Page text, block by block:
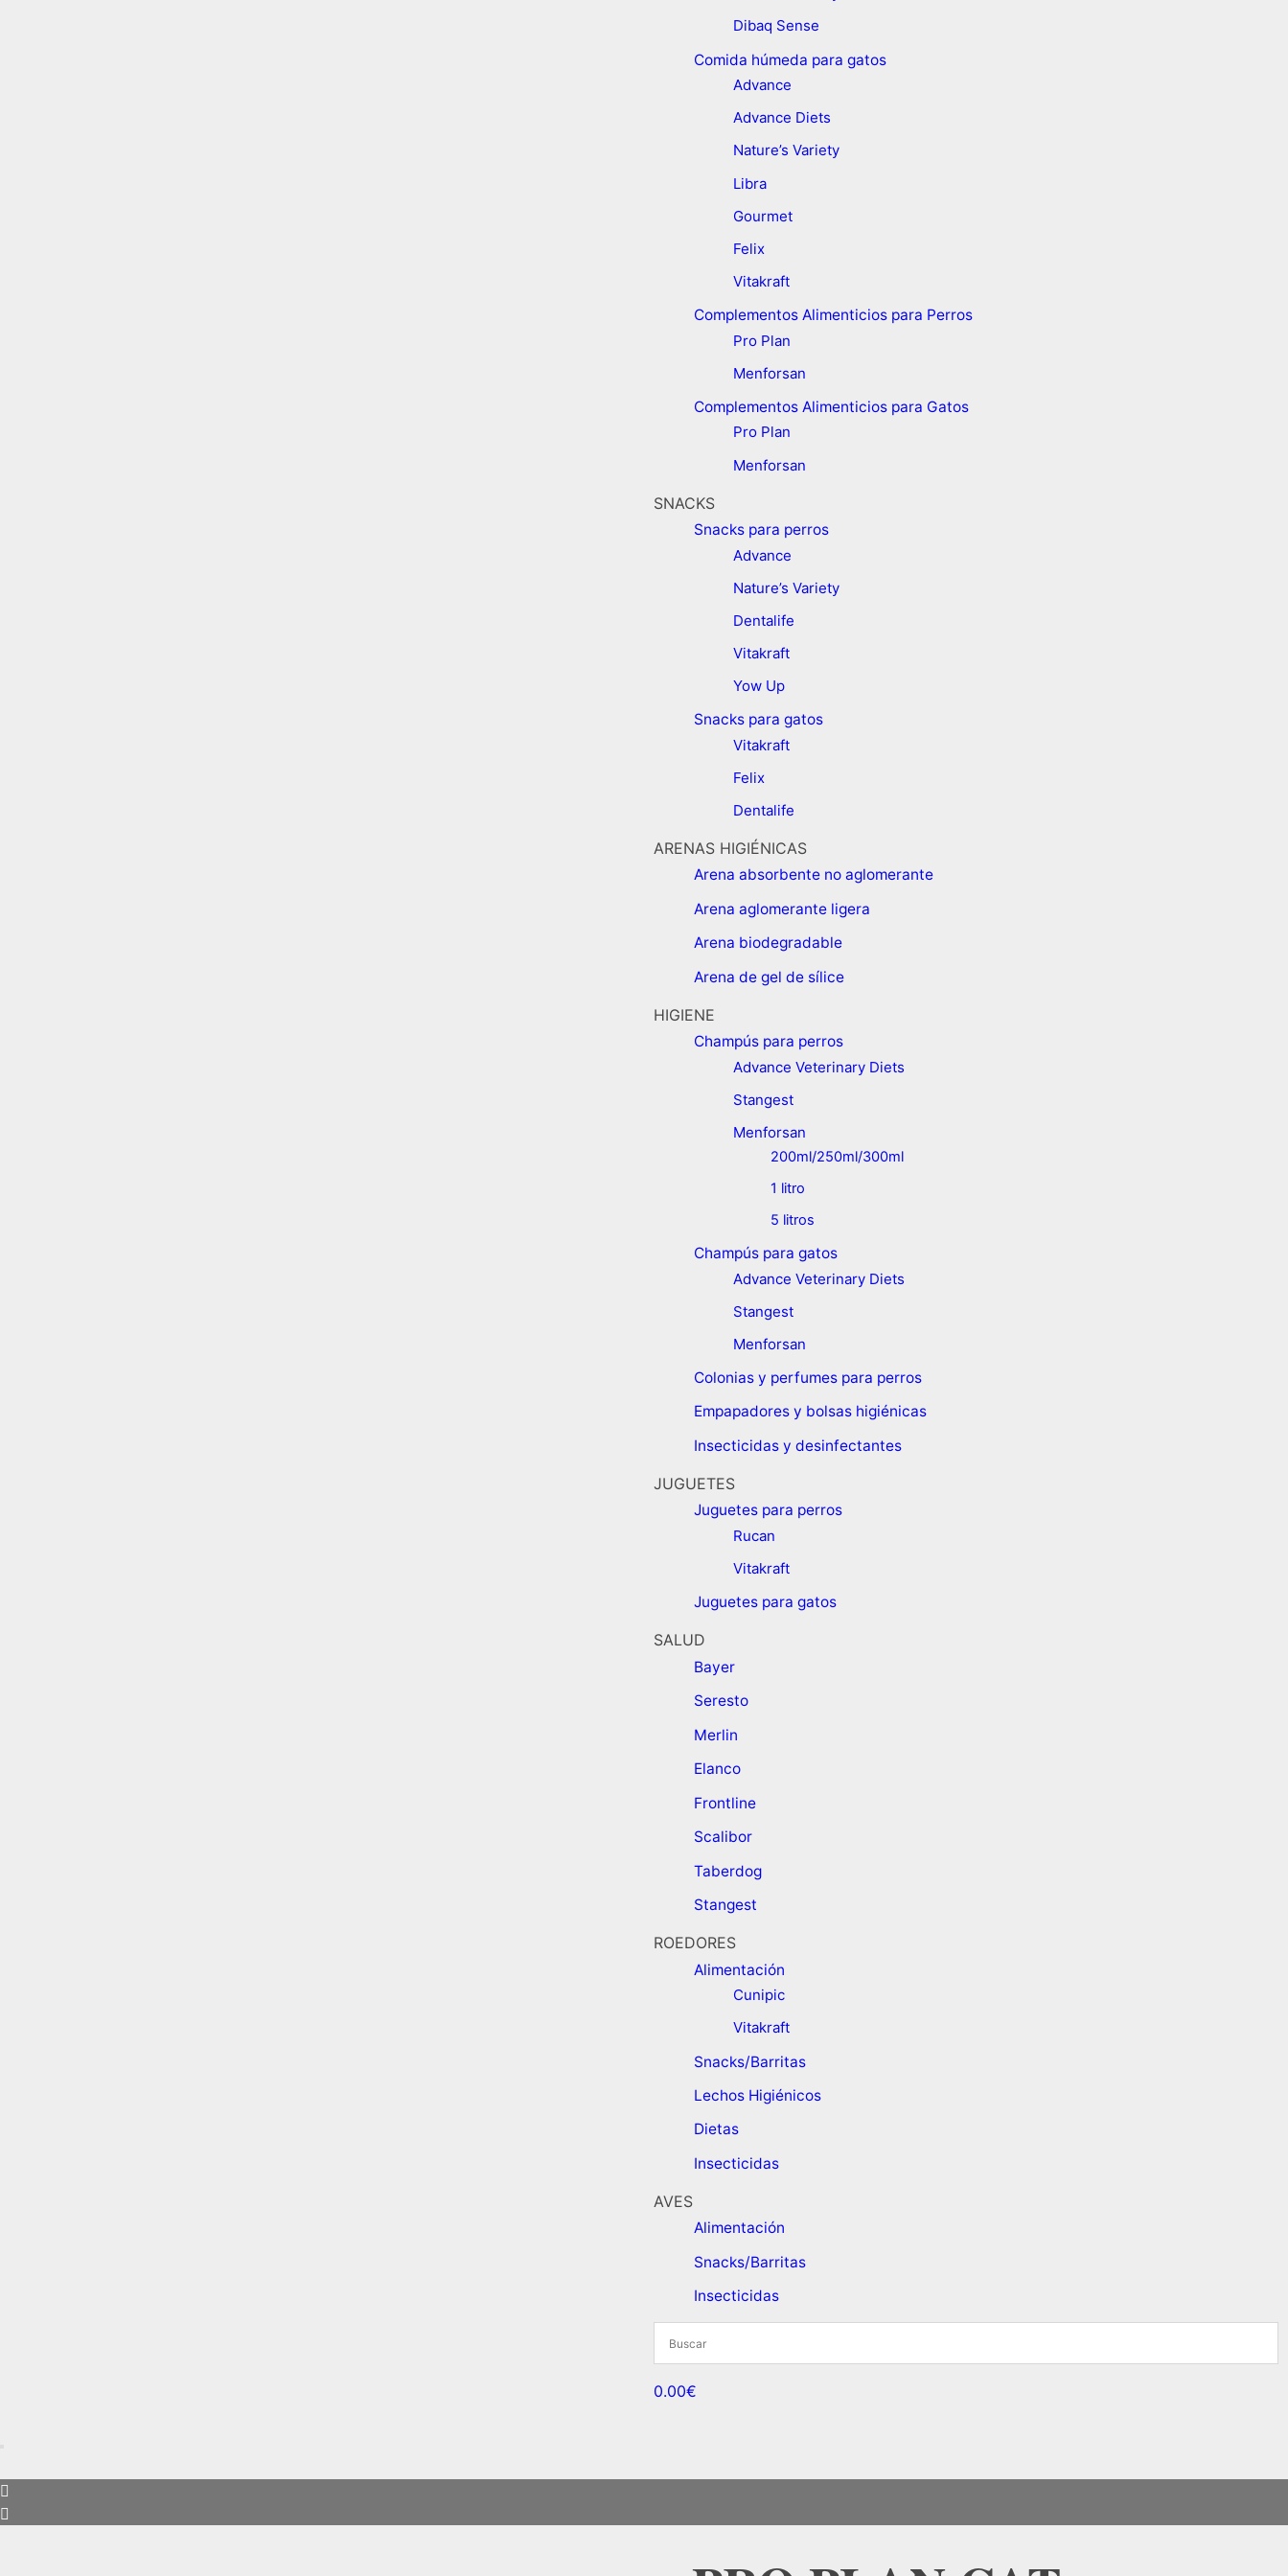
Dibaq Sense
Comida húmeda para gatos
Advance
Advance Diets
Nature’s Variety
Libra
Gourmet
Felix
Vitakraft
Complementos Alimenticios para Perros
Pro Plan
Menforsan
Complementos Alimenticios para Gatos
Pro Plan
Menforsan
SNACKS
Snacks para perros
Advance
Nature’s Variety
Dentalife
Vitakraft
Yow Up
Snacks para gatos
Vitakraft
Felix
Dentalife
ARENAS HIGIÉNICAS
Arena absorbente no aglomerante
Arena aglomerante ligera
Arena biodegradable
Arena de gel de sílice
HIGIENE
Champús para perros
Advance Veterinary Diets
Stangest
Menforsan
200ml/250ml/300ml
1 litro
5 litros
Champús para gatos
Advance Veterinary Diets
Stangest
Menforsan
Colonias y perfumes para perros
Empapadores y bolsas higiénicas
Insecticidas y desinfectantes
JUGUETES
Juguetes para perros ​
Rucan
Vitakraft
Juguetes para gatos
SALUD
Bayer
Seresto
Merlin
Elanco
Frontline
Scalibor
Taberdog
Stangest
ROEDORES
Alimentación ​
Cunipic
Vitakraft
Snacks/Barritas
Lechos Higiénicos
Dietas ​
Insecticidas
AVES
Alimentación
Snacks/Barritas
Insecticidas
0.00€